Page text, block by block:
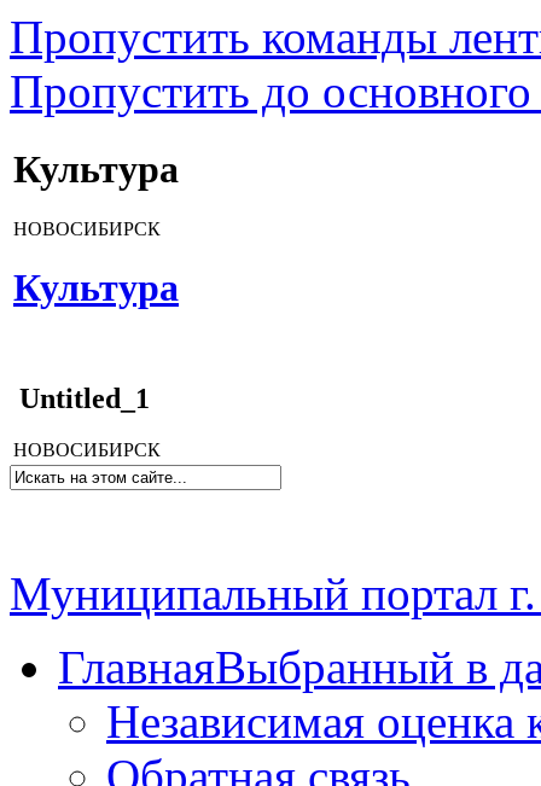
Пропустить команды
Пропустить до основного
Культура
НОВОСИБИРСК
Культура
Untitled_1
НОВОСИБИРСК
Муниципальный портал
ГлавнаяВыбранный в
Независимая оценка